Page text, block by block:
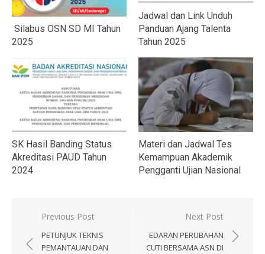
Silabus OSN SD MI Tahun
2025
Jadwal dan Link Unduh
Panduan Ajang Talenta
Tahun 2025
SK Hasil Banding Status
Akreditasi PAUD Tahun
2024
Materi dan Jadwal Tes
Kemampuan Akademik
Pengganti Ujian Nasional
Navigasi
pos
Previous Post
PETUNJUK TEKNIS
PEMANTAUAN DAN
Next Post
EDARAN PERUBAHAN
CUTI BERSAMA ASN DI